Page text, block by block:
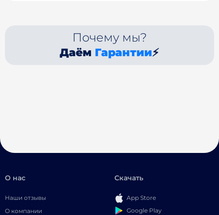
Почему мы?
Даём Гарантии⚡
О нас
Наши отзывы
О компании
Скачать
App Store
Google Play